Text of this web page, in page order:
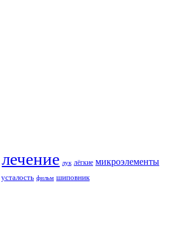
лечение лук лёгкие микроэлементы
усталость фильм шиповник